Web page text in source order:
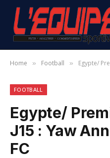
Home » Football » Egypte/
FOOTBALL
Egypte/
J15 : Yaw
FC